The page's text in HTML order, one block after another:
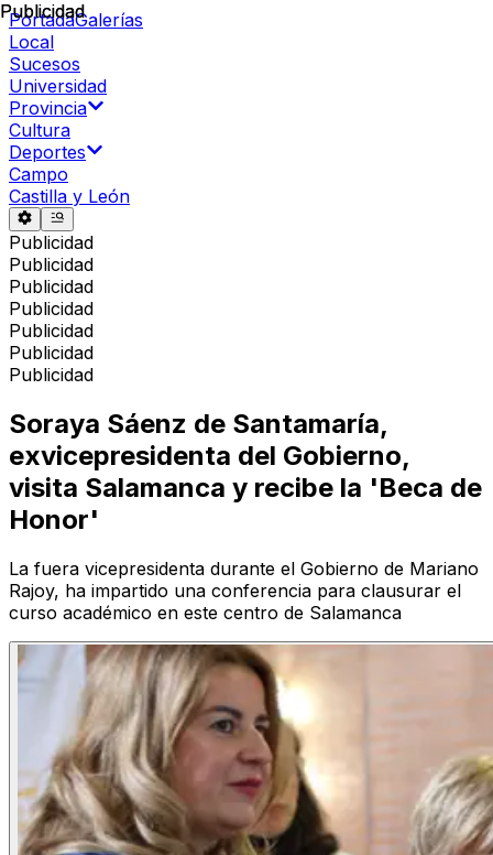
PortadaGalerías
Local
Sucesos
Universidad
Provincia
Cultura
Deportes
Campo
Castilla y León
Publicidad
Publicidad
Publicidad
Publicidad
Publicidad
Publicidad
Publicidad
Publicidad
Soraya Sáenz de Santamaría,
exvicepresidenta del Gobierno,
visita Salamanca y recibe la 'Beca de
Honor'
La fuera vicepresidenta durante el Gobierno de Mariano
Rajoy, ha impartido una conferencia para clausurar el
curso académico en este centro de Salamanca
Publicidad